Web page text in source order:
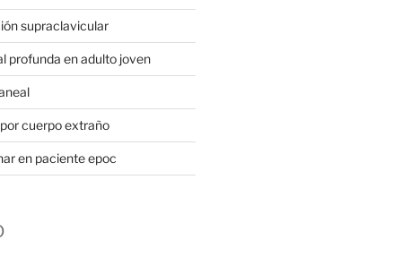
supraclavicular
profunda en adulto joven
cuerpo extraño
en paciente epoc